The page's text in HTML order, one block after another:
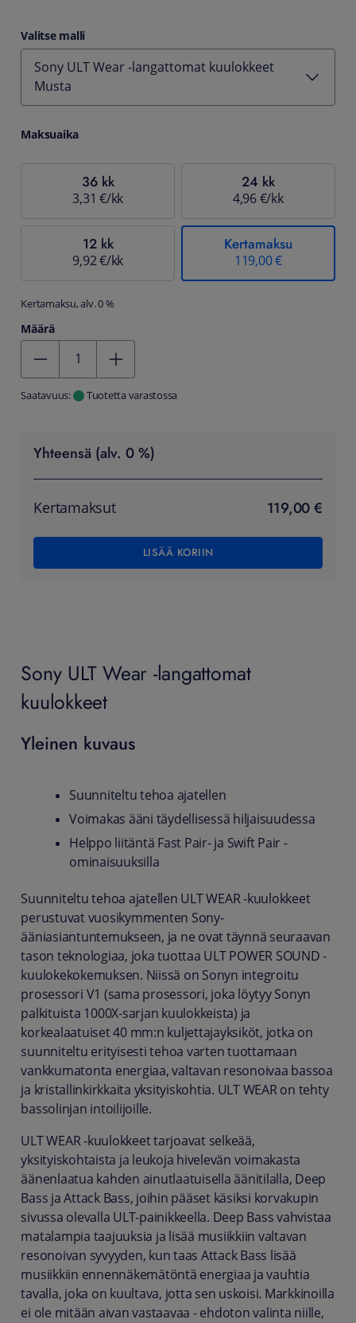
Valitse malli
Sony ULT Wear -langattomat kuulokkeet
Musta
Maksuaika
36 kk
3,31 €/kk
24 kk
4,96 €/kk
12 kk
9,92 €/kk
Kertamaksu
119,00 €
Kertamaksu, alv. 0 %
Määrä
Saatavuus: Tuotetta varastossa
Yhteensä (alv. 0 %)
Kertamaksut 119,00 €
LISÄÄ KORIIN
Sony ULT Wear -langattomat
kuulokkeet
Yleinen kuvaus
Suunniteltu tehoa ajatellen
Voimakas ääni täydellisessä hiljaisuudessa
Helppo liitäntä Fast Pair- ja Swift Pair -
ominaisuuksilla
Suunniteltu tehoa ajatellen ULT WEAR -kuulokkeet
perustuvat vuosikymmenten Sony-
ääniasiantuntemukseen, ja ne ovat täynnä seuraavan
tason teknologiaa, joka tuottaa ULT POWER SOUND -
kuulokekokemuksen. Niissä on Sonyn integroitu
prosessori V1 (sama prosessori, joka löytyy Sonyn
palkituista 1000X-sarjan kuulokkeista) ja
korkealaatuiset 40 mm:n kuljettajayksiköt, jotka on
suunniteltu erityisesti tehoa varten tuottamaan
vankkumatonta energiaa, valtavan resonoivaa bassoa
ja kristallinkirkkaita yksityiskohtia. ULT WEAR on tehty
bassolinjan intoilijoille.
ULT WEAR -kuulokkeet tarjoavat selkeää,
yksityiskohtaista ja leukoja hivelevän voimakasta
äänenlaatua kahden ainutlaatuisella äänitilalla, Deep
Bass ja Attack Bass, joihin pääset käsiksi korvakupin
sivussa olevalla ULT-painikkeella. Deep Bass vahvistaa
matalampia taajuuksia ja lisää musiikkiin valtavan
resonoivan syvyyden, kun taas Attack Bass lisää
musiikkiin ennennäkemätöntä energiaa ja vauhtia
tavalla, joka on kuultava, jotta sen uskoisi. Markkinoilla
ei ole mitään aivan vastaavaa - ehdoton valinta niille,